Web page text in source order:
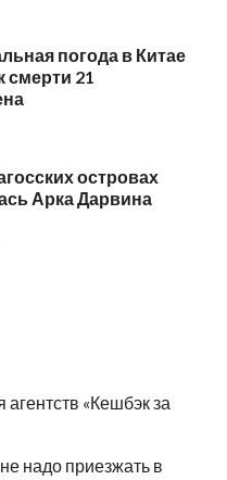
погода в Китае
смерти 21
островах
Арка Дарвина
«Кешбэк за
надо приезжать в